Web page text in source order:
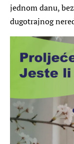
jednom danu,
dugotrajnog